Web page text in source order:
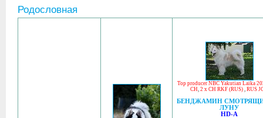
Родословная
Top producer NBC Yakutian Laika
CH, 2 x CH RKF (RUS) , RUS
БЕНДЖАМИН
ЛУНУ
HD-A